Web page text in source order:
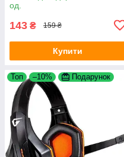
од.
143 ₴ 159 ₴
Купити
Топ –10% Подарунок